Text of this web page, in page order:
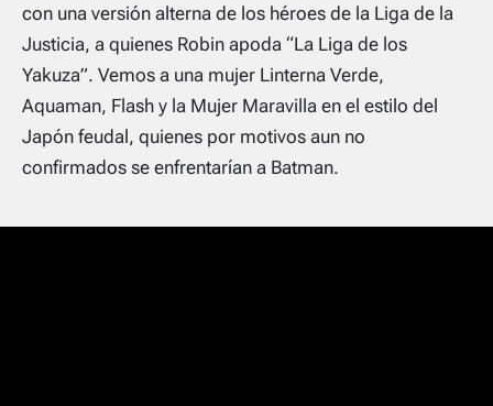
con una versión alterna de los héroes de la Liga de la
Justicia, a quienes Robin apoda “La Liga de los
Yakuza”. Vemos a una mujer Linterna Verde,
Aquaman, Flash y la Mujer Maravilla en el estilo del
Japón feudal, quienes por motivos aun no
confirmados se enfrentarían a Batman.